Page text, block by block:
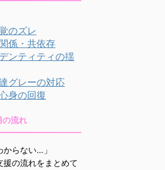
のズレ
係・共依存
ンティティの揺
グレーの対応
身の回復
流れ
からない…」
援の流れをまとめて